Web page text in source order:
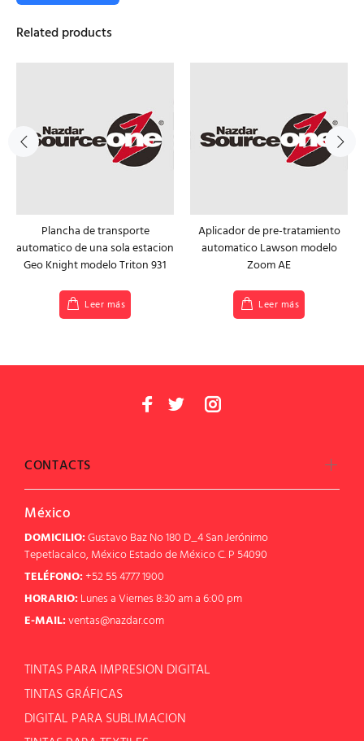
Related products
Plancha de transporte
automatico de una sola estacion
Geo Knight modelo Triton 931
Leer más
Aplicador de pre-tratamiento
automatico Lawson modelo
Zoom AE
Leer más
CONTACTS
México
DOMICILIO:Gustavo Baz No 180 D_4 San Jerónimo
Tepetlacalco, México Estado de México C. P 54090
TELÉFONO:+52 55 4777 1900
HORARIO: Lunes a Viernes 8:30 am a 6:00 pm
E-MAIL:ventas@nazdar.com
TINTAS PARA IMPRESION DIGITAL
TINTAS GRÁFICAS
DIGITAL PARA SUBLIMACION